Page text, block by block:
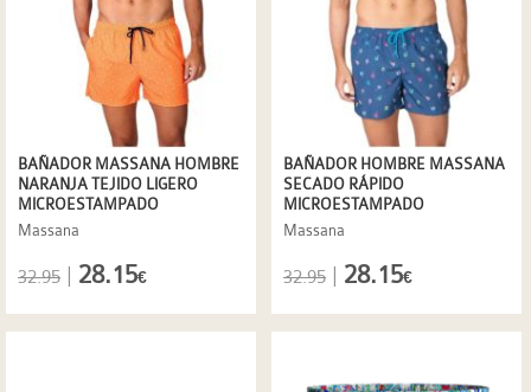
BAÑADOR MASSANA HOMBRE
NARANJA TEJIDO LIGERO
MICROESTAMPADO
Massana
32.95 | 28.15€
BAÑADOR HOMBRE MASSANA
SECADO RÁPIDO
MICROESTAMPADO
Massana
32.95 | 28.15€